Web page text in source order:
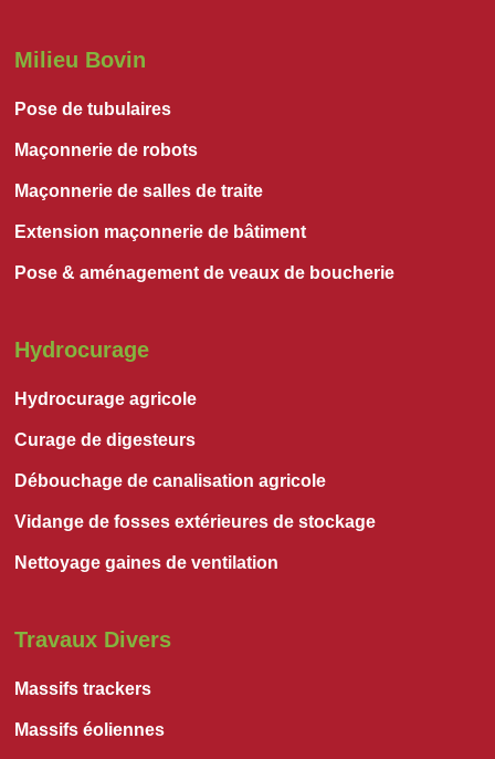
Milieu Bovin
Pose de tubulaires
Maçonnerie de robots
Maçonnerie de salles de traite
Extension maçonnerie de bâtiment
Pose & aménagement de veaux de boucherie
Hydrocurage
Hydrocurage agricole
Curage de digesteurs
Débouchage de canalisation agricole
Vidange de fosses extérieures de stockage
Nettoyage gaines de ventilation
Travaux Divers
Massifs trackers
Massifs éoliennes